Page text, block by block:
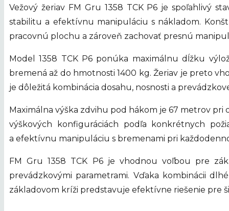
Vežový žeriav FM Gru 1358 TCK P6 je spoľahlivý
stabilitu a efektívnu manipuláciu s nákladom.
pracovnú plochu a zároveň zachovať presnú
Model 1358 TCK P6 ponúka maximálnu dĺžku
bremená až do hmotnosti 1400 kg. Žeriav je preto
je dôležitá kombinácia dosahu, nosnosti a
Maximálna výška zdvihu pod hákom je 67 metrov
výškových konfiguráciách podľa konkrétnych
a efektívnu manipuláciu s bremenami pri
FM Gru 1358 TCK P6 je vhodnou voľbou pre
prevádzkovými parametrami. Vďaka kombinácii
základovom kríži predstavuje efektívne riešenie pre